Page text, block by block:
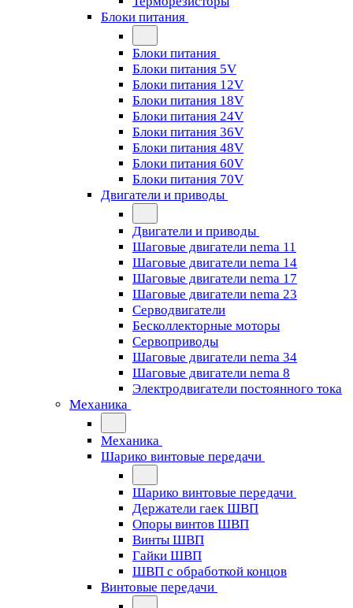
Блоки питания
Блоки питания
Блоки питания 5V
Блоки питания 12V
Блоки питания 18V
Блоки питания 24V
Блоки питания 36V
Блоки питания 48V
Блоки питания 60V
Блоки питания 70V
Двигатели и приводы
Двигатели и приводы
Шаговые двигатели nema 11
Шаговые двигатели nema 14
Шаговые двигатели nema 17
Шаговые двигатели nema 23
Cерводвигатели
Бесколлекторные моторы
Сервоприводы
Шаговые двигатели nema 34
Шаговые двигатели nema 8
Электродвигатели постоянного тока
Механика
Механика
Шарико винтовые передачи
Шарико винтовые передачи
Держатели гаек ШВП
Опоры винтов ШВП
Винты ШВП
Гайки ШВП
ШВП с обработкой концов
Винтовые передачи